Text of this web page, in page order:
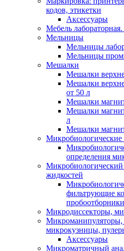
кодов, этикетки
Аксессуары
Мебель
Мельницы
Мельницы
Мельницы
Мешалки
Мешалки
Мешалки
от 50 л
Мешалки
Мешалки
л
Мешалки
Микробиологические
определения
Микробиологический
жидкостей
фильтрующие
пробоотборники
Микродиссекторы,
микрокузницы,
Аксессуары
Микроматричный